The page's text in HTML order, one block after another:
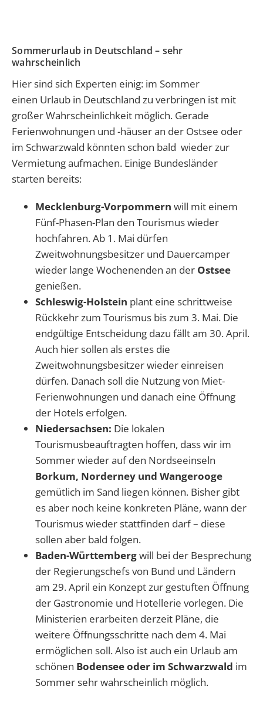
Sommerurlaub in Deutschland – sehr
wahrscheinlich
Hier sind sich Experten einig: im Sommer
einen Urlaub in Deutschland zu verbringen ist mit
großer Wahrscheinlichkeit möglich. Gerade
Ferienwohnungen und -häuser an der Ostsee oder
im Schwarzwald könnten schon bald wieder zur
Vermietung aufmachen. Einige Bundesländer
starten bereits:
Mecklenburg-Vorpommern will mit einem
Fünf-Phasen-Plan den Tourismus wieder
hochfahren. Ab 1. Mai dürfen
Zweitwohnungsbesitzer und Dauercamper
wieder lange Wochenenden an der Ostsee
genießen.
Schleswig-Holstein plant eine schrittweise
Rückkehr zum Tourismus bis zum 3. Mai. Die
endgültige Entscheidung dazu fällt am 30. April.
Auch hier sollen als erstes die
Zweitwohnungsbesitzer wieder einreisen
dürfen. Danach soll die Nutzung von Miet-
Ferienwohnungen und danach eine Öffnung
der Hotels erfolgen.
Niedersachsen: Die lokalen
Tourismusbeauftragten hoffen, dass wir im
Sommer wieder auf den Nordseeinseln
Borkum, Norderney und Wangerooge
gemütlich im Sand liegen können. Bisher gibt
es aber noch keine konkreten Pläne, wann der
Tourismus wieder stattfinden darf – diese
sollen aber bald folgen.
Baden-Württembergwill bei der Besprechung
der Regierungschefs von Bund und Ländern
am 29. April ein Konzept zur gestuften Öffnung
der Gastronomie und Hotellerie vorlegen. Die
Ministerien erarbeiten derzeit Pläne, die
weitere Öffnungsschritte nach dem 4. Mai
ermöglichen soll. Also ist auch ein Urlaub am
schönen Bodensee oder im Schwarzwald im
Sommer sehr wahrscheinlich möglich.